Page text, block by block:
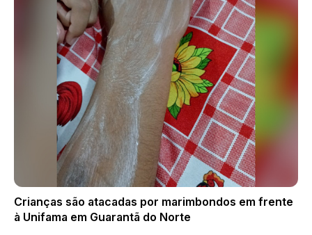
Crianças são atacadas por marimbondos em frente
à Unifama em Guarantã do Norte